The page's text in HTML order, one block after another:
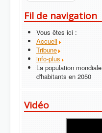
Fil de navigation
Vous êtes ici :
Accueil
Tribune
info-plus
La population
d'habitants en 2050
Vidéo